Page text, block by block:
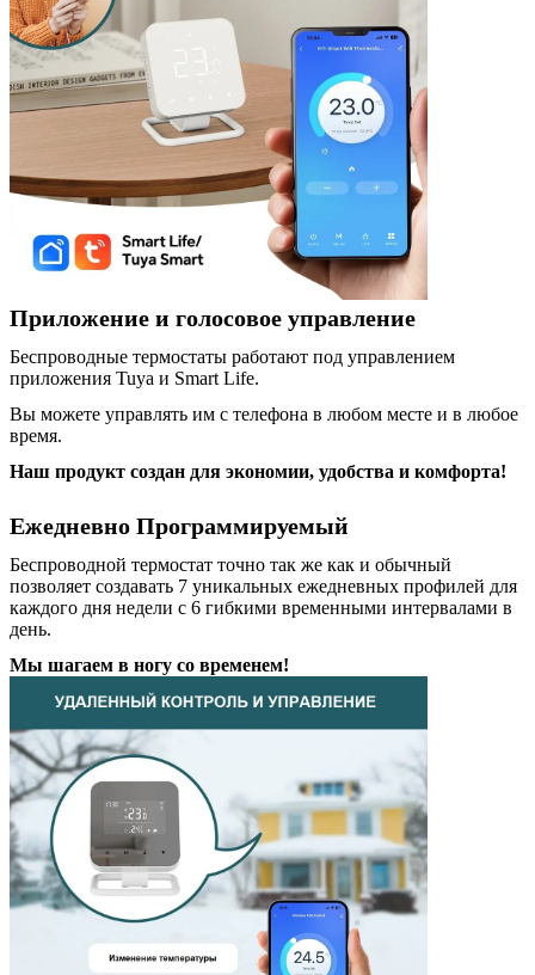
Приложение и голосовое управление
Беспроводные термостаты работают под управлением
приложения Tuya и Smart Life.
Вы можете управлять им с телефона в любом месте и в любое
время.
Наш продукт создан для экономии, удобства и комфорта!
Ежедневно Программируемый
Беспроводной термостат точно так же как и обычный
позволяет создавать 7 уникальных ежедневных профилей для
каждого дня недели с 6 гибкими временными интервалами в
день.
Мы шагаем в ногу со временем!